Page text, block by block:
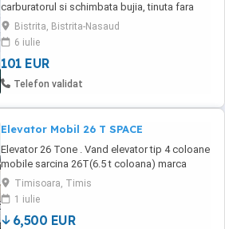
carburatorul si schimbata bujia, tinuta fara
combustibil, folosita doar cu mix ulei! Model
foarte rezistent. Nu doresc schimburi, Trimit
si in tara cu plata in avans prin Dragon star.
Multumesc
Bistrita, Bistrita-Nasaud
6 iulie
101 EUR
Telefon validat
Elevator Mobil 26 T SPACE
Elevator 26 Tone . Vand elevator tip 4 coloane
mobile sarcina 26T(6.5 t coloana) marca
Space, ideal pt. gama microbuze tip IVECO
DAILY, MB SPRINTER,camioane ,macarale ,
utilaje agricole si autobuze,ISCIR CU CARTE
ELEVATOR IN TERMEN, pret 8500 euro .
Timisoara, Timis
1 iulie
6,500 EUR